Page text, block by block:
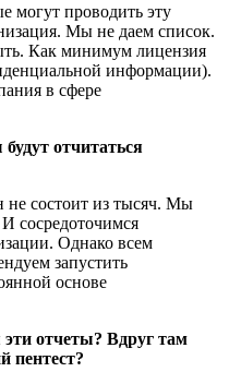
могут проводить эту
Мы не даем список.
Как минимум лицензия
информации).
в сфере
отчитаться
состоит из тысяч. Мы
сосредоточимся
Однако всем
запустить
основе
отчеты? Вдруг там
пентест?